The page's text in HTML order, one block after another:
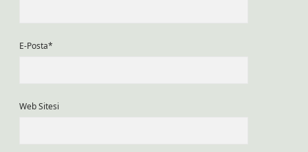
E-Posta*
Web Sitesi